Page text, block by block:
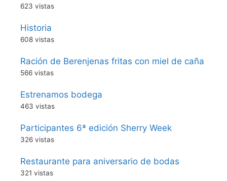
623 vistas
Historia
608 vistas
Ración de Berenjenas fritas con miel de caña
566 vistas
Estrenamos bodega
463 vistas
Participantes 6ª edición Sherry Week
326 vistas
Restaurante para aniversario de bodas
321 vistas